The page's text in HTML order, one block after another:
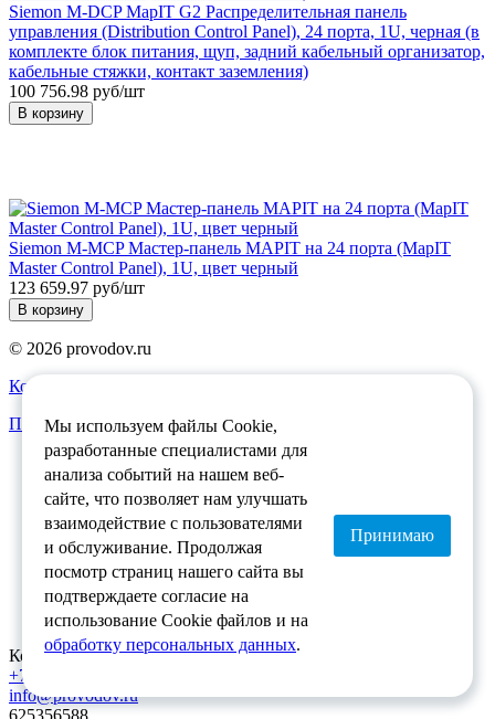
Siemon M-DCP MapIT G2 Распределительная панель
управления (Distribution Control Panel), 24 порта, 1U, черная (в
комплекте блок питания, щуп, задний кабельный организатор,
кабельные стяжки, контакт заземления)
100 756.98 руб/шт
В корзину
Siemon M-MCP Мастер-панель MAPIT на 24 порта (MapIT
Master Control Panel), 1U, цвет черный
123 659.97 руб/шт
В корзину
© 2026 provodov.ru
Контактная информация
Политика обработка персональных данных
Как купить
Доставка
О магазине
Гарантия
Каталог
Решения
Услуги
Новости
Контактный телефон:
+7 (8422) 75-29-39
info@provodov.ru
Мы используем файлы Cookie,
разработанные специалистами для
анализа событий на нашем веб-
сайте, что позволяет нам улучшать
взаимодействие с пользователями
и обслуживание. Продолжая
посмотр страниц нашего сайта вы
подтверждаете согласие на
использование Cookie файлов и на
обработку персональных данных.
Принимаю